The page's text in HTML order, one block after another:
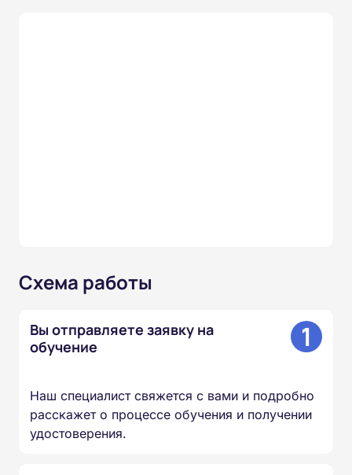
Схема работы
Вы отправляете заявку на
обучение
1
Наш специалист свяжется с вами и подробно
расскажет о процессе обучения и получении
удостоверения.